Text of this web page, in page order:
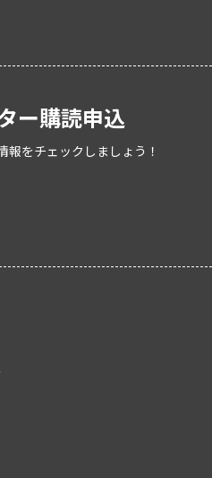
ー購読申込
をチェックしましょう！